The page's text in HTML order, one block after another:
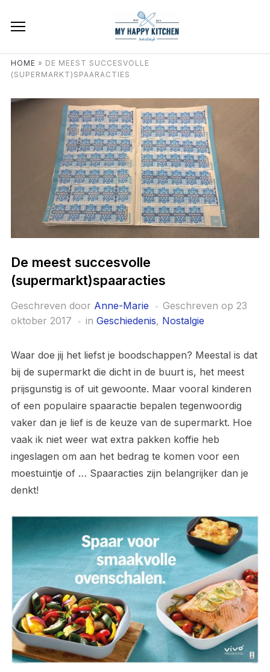
HOME » DE MEEST SUCCESVOLLE
(SUPERMARKT)SPAARACTIES
De meest succesvolle
(supermarkt)spaaracties
Geschreven door Anne-Marie Geschreven op 23
oktober 2017
in Geschiedenis, Nostalgie
Waar doe jij het liefst je boodschappen? Meestal is dat
bij de supermarkt die dicht in de buurt is, het meest
prijsgunstig is of uit gewoonte. Maar vooral kinderen
of een populaire spaaractie bepalen tegenwoordig
vaker dan je lief is de keuze van de supermarkt. Hoe
vaak ik niet weer wat extra pakken koffie heb
ingeslagen om aan het bedrag te komen voor een
moestuintje of … Spaaracties zijn belangrijker dan je
denkt!